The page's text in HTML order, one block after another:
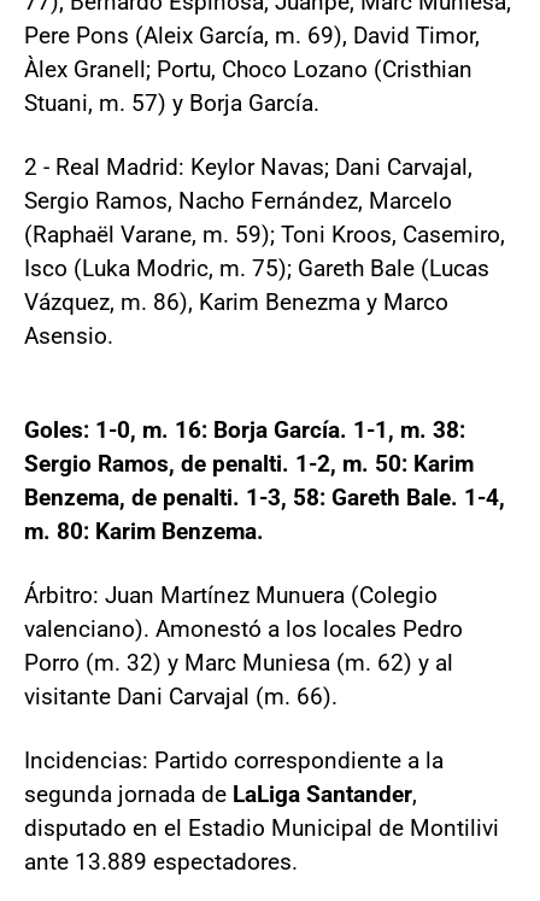
Pere Pons (Aleix García, m. 69), David Timor,
Àlex Granell; Portu, Choco Lozano (Cristhian
Stuani, m. 57) y Borja García.
2 - Real Madrid: Keylor Navas; Dani Carvajal,
Sergio Ramos, Nacho Fernández, Marcelo
(Raphaël Varane, m. 59); Toni Kroos, Casemiro,
Isco (Luka Modric, m. 75); Gareth Bale (Lucas
Vázquez, m. 86), Karim Benezma y Marco
Asensio.
Goles: 1-0, m. 16: Borja García. 1-1, m. 38:
Sergio Ramos, de penalti. 1-2, m. 50: Karim
Benzema, de penalti. 1-3, 58: Gareth Bale. 1-4,
m. 80: Karim Benzema.
Árbitro: Juan Martínez Munuera (Colegio
valenciano). Amonestó a los locales Pedro
Porro (m. 32) y Marc Muniesa (m. 62) y al
visitante Dani Carvajal (m. 66).
Incidencias: Partido correspondiente a la
segunda jornada de LaLiga Santander,
disputado en el Estadio Municipal de Montilivi
ante 13.889 espectadores.